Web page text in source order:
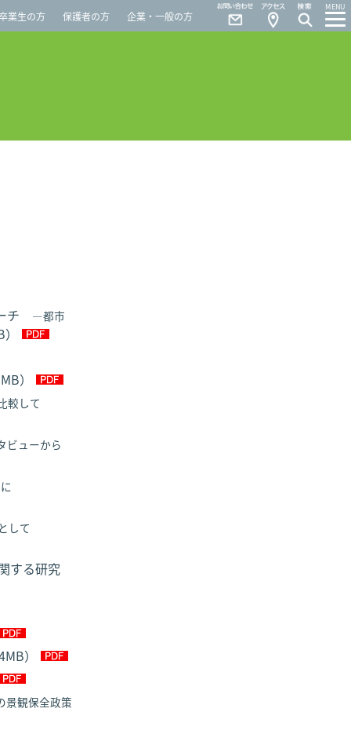
業生の方 保護者の方 企業・一般の方
MENU
Access
Contact
チ ―都市
）
較して
ビューから
して
する研究
）
景観保全政策